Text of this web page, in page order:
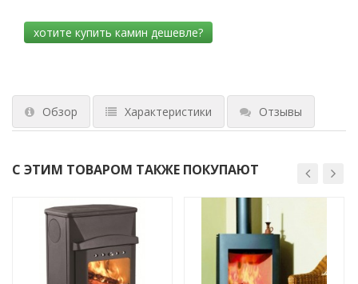
Обзор Характеристики Отзывы
С ЭТИМ ТОВАРОМ ТАКЖЕ ПОКУПАЮТ